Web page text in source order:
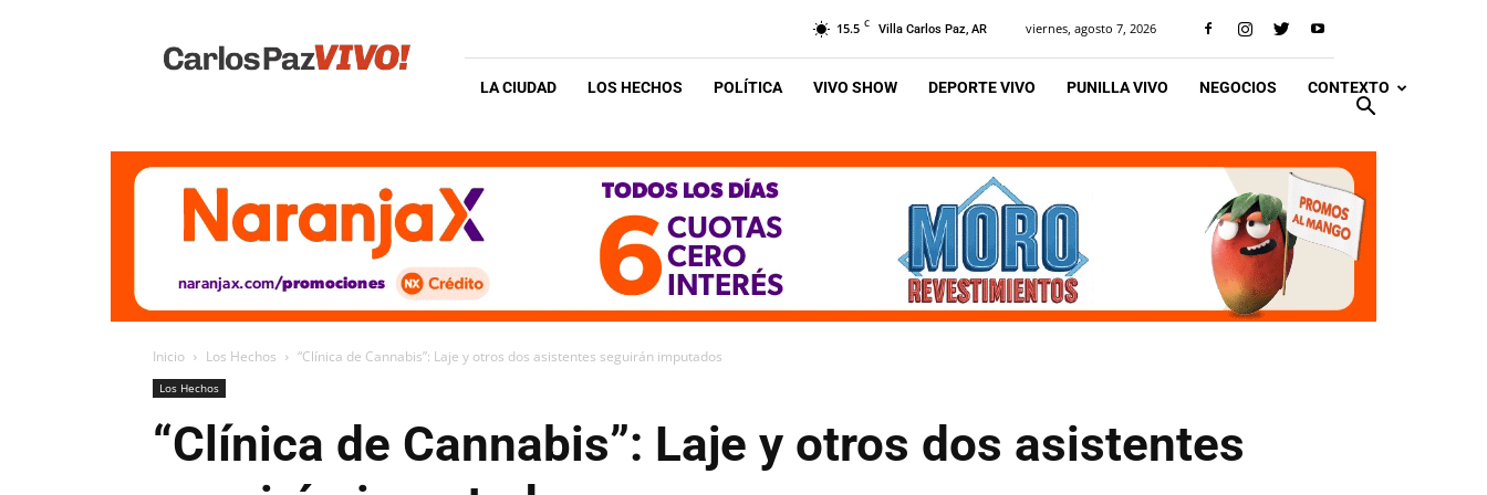
Vivo
15.5 C Villa Carlos Paz, AR viernes, agosto 7, 2026
LA CIUDAD LOS HECHOS POLÍTICA VIVO SHOW DEPORTE VIVO PUNILLA VIVO NEGOCIOS CONTEXTO
Inicio Los Hechos “Clínica de Cannabis”: Laje y otros dos asistentes seguirán imputados
Los Hechos
“Clínica de Cannabis”: Laje y otros dos asistentes